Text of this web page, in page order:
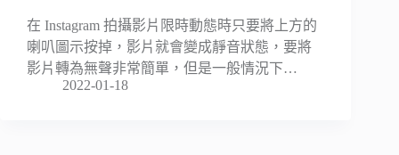
在 Instagram 拍攝影片限時動態時只要將上方的
喇叭圖示按掉，影片就會變成靜音狀態，要將
影片轉為無聲非常簡單，但是一般情況下…
2022-01-18